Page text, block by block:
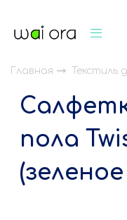
Главная Текстиль
пола